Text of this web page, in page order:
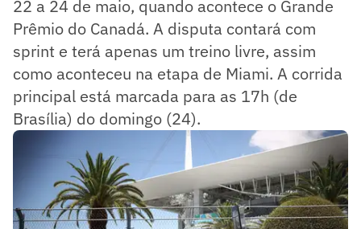
22 a 24 de maio, quando acontece o Grande
Prêmio do Canadá. A disputa contará com
sprint e terá apenas um treino livre, assim
como aconteceu na etapa de Miami. A corrida
principal está marcada para as 17h (de
Brasília) do domingo (24).